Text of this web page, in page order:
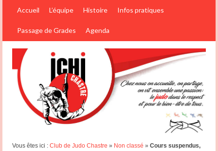
Accueil L’équipe Histoire Infos pratiques
Passage de Grades Agenda
Vous êtes ici : Club de Judo Chastre » Non classé » Cours suspendus,